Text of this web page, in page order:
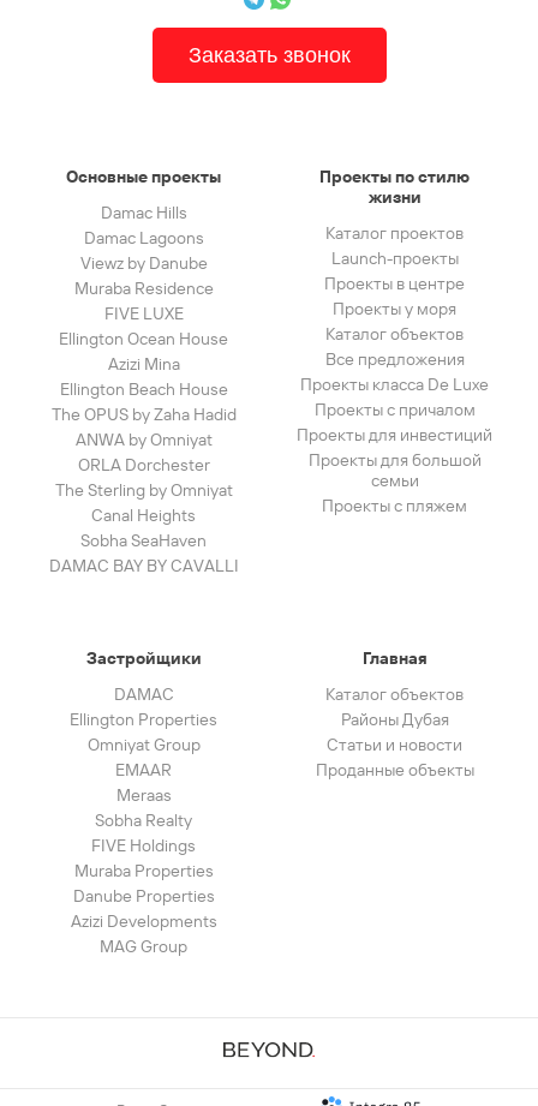
Основные проекты
Damac Hills
Damac Lagoons
Viewz by Danube
Muraba Residence
FIVE LUXE
Ellington Ocean House
Azizi Mina
Ellington Beach House
The OPUS by Zaha Hadid
ANWA by Omniyat
ORLA Dorchester
The Sterling by Omniyat
Canal Heights
Sobha SeaHaven
DAMAC BAY BY CAVALLI
Проекты по стилю
жизни
Каталог проектов
Launch-проекты
Проекты в центре
Проекты у моря
Каталог объектов
Все предложения
Проекты класса De Luxe
Проекты с причалом
Проекты для инвестиций
Проекты для большой
семьи
Проекты с пляжем
Застройщики
DAMAC
Ellington Properties
Omniyat Group
EMAAR
Meraas
Sobha Realty
FIVE Holdings
Muraba Properties
Danube Properties
Azizi Developments
MAG Group
Главная
Каталог объектов
Районы Дубая
Статьи и новости
Проданные объекты
Заказать звонок